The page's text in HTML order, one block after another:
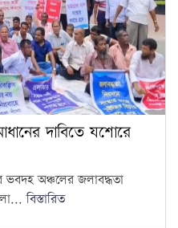
দাবিতে যশোরে
অঞ্চলের জলাবদ্ধতা
বিস্তারিত